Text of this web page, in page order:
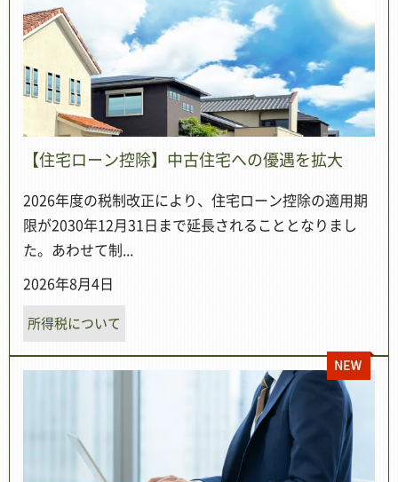
【住宅ローン控除】中古住宅への優遇を拡大
2026年度の税制改正により、住宅ローン控除の適用期
限が2030年12月31日まで延長されることとなりまし
た。あわせて制...
2026年8月4日
所得税について